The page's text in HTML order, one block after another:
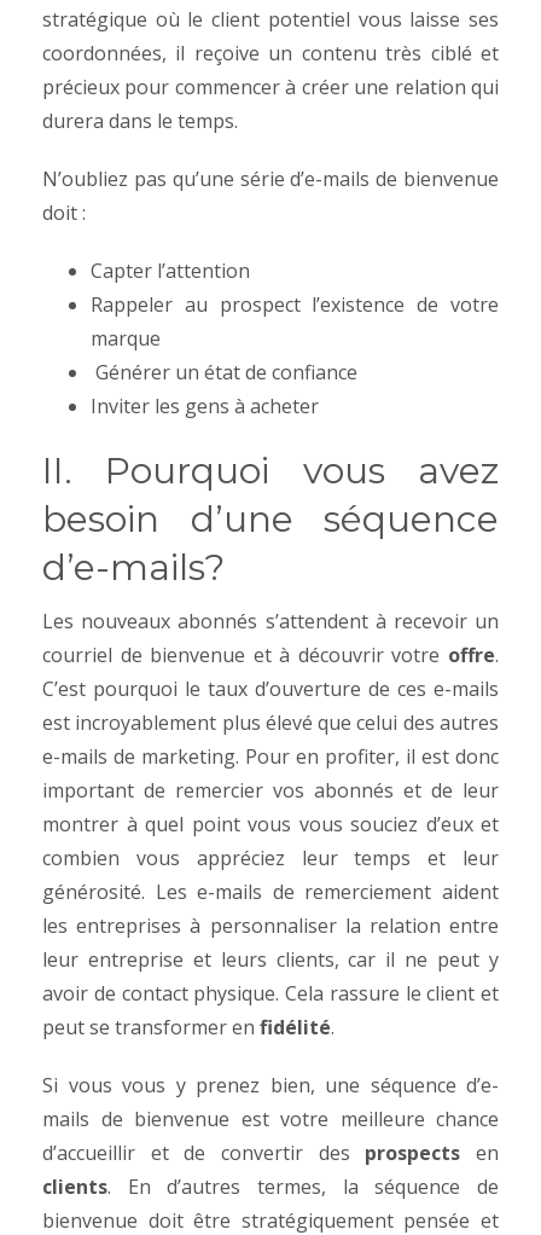
stratégique où le client potentiel vous laisse ses
coordonnées, il reçoive un contenu très ciblé et
précieux pour commencer à créer une relation qui
durera dans le temps.
N’oubliez pas qu’une série d’e-mails de bienvenue
doit :
Capter l’attention
Rappeler au prospect l’existence de votre
marque
Générer un état de confiance
Inviter les gens à acheter
II. Pourquoi vous avez
besoin d’une séquence
d’e-mails?
Les nouveaux abonnés s’attendent à recevoir un
courriel de bienvenue et à découvrir votre offre.
C’est pourquoi le taux d’ouverture de ces e-mails
est incroyablement plus élevé que celui des autres
e-mails de marketing. Pour en profiter, il est donc
important de remercier vos abonnés et de leur
montrer à quel point vous vous souciez d’eux et
combien vous appréciez leur temps et leur
générosité. Les e-mails de remerciement aident
les entreprises à personnaliser la relation entre
leur entreprise et leurs clients, car il ne peut y
avoir de contact physique. Cela rassure le client et
peut se transformer en fidélité.
Si vous vous y prenez bien, une séquence d’e-
mails de bienvenue est votre meilleure chance
d’accueillir et de convertir des prospects en
clients. En d’autres termes, la séquence de
bienvenue doit être stratégiquement pensée et